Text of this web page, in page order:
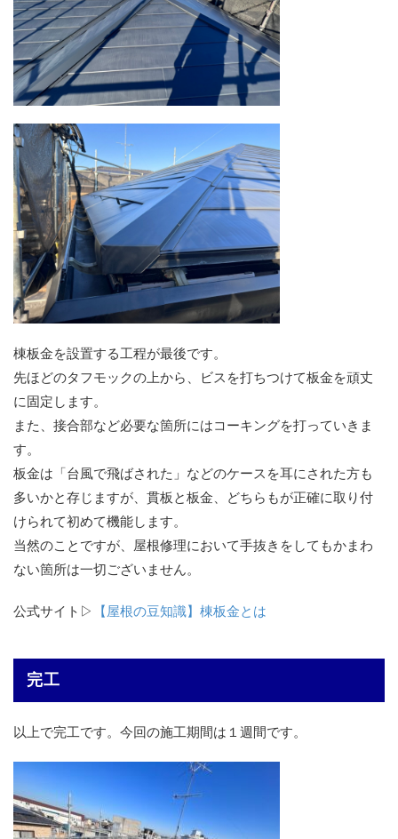
棟板金を設置する工程が最後です。
先ほどのタフモックの上から、ビスを打ちつけて板金を頑丈
に固定します。
また、接合部など必要な箇所にはコーキングを打っていきま
す。
板金は「台風で飛ばされた」などのケースを耳にされた方も
多いかと存じますが、貫板と板金、どちらもが正確に取り付
けられて初めて機能します。
当然のことですが、屋根修理において手抜きをしてもかまわ
ない箇所は一切ございません。
公式サイト▷ 【屋根の豆知識】棟板金とは
完工
以上で完工です。今回の施工期間は１週間です。